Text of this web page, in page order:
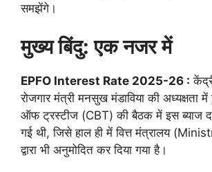
समझेंगे।
मुख्य बिंदु: एक नजर में
EPFO Interest Rate 2025-26 :
रोजगार मंत्री मनसुख मंडाविया की अध्यक्षता में
ऑफ ट्रस्टीज (CBT) की बैठक में इस ब्याज
गई थी, जिसे हाल ही में वित्त मंत्रालय
द्वारा भी अनुमोदित कर दिया गया है।